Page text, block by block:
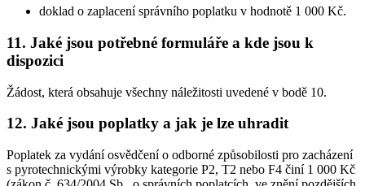
doklad o zaplacení správního poplatku v hodnotě 1 000 Kč.
11. Jaké jsou potřebné formuláře a kde jsou k
dispozici
Žádost, která obsahuje všechny náležitosti uvedené v bodě 10.
12. Jaké jsou poplatky a jak je lze uhradit
Poplatek za vydání osvědčení o odborné způsobilosti pro zacházení
s pyrotechnickými výrobky kategorie P2, T2 nebo F4 činí 1 000 Kč